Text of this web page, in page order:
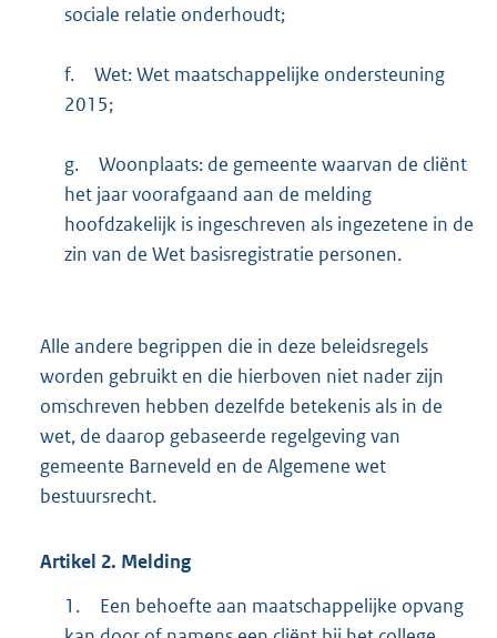
sociale relatie onderhoudt;
f.
Wet: Wet maatschappelijke ondersteuning
2015;
g.
Woonplaats: de gemeente waarvan de cliënt
het jaar voorafgaand aan de melding
hoofdzakelijk is ingeschreven als ingezetene in de
zin van de Wet basisregistratie personen.
Alle andere begrippen die in deze beleidsregels
worden gebruikt en die hierboven niet nader zijn
omschreven hebben dezelfde betekenis als in de
wet, de daarop gebaseerde regelgeving van
gemeente Barneveld en de Algemene wet
bestuursrecht.
Artikel 2. Melding
1.
Een behoefte aan maatschappelijke opvang